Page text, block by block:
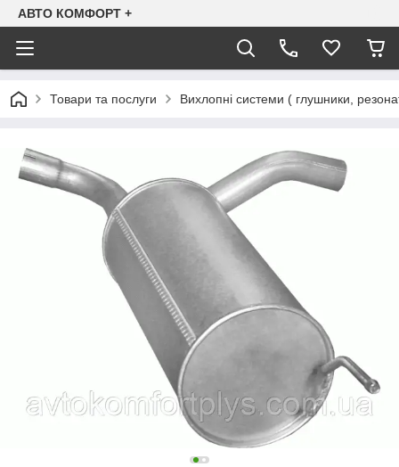
АВТО КОМФОРТ +
Товари та послуги Вихлопні системи ( глушники,